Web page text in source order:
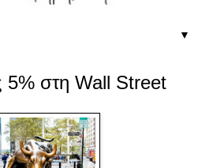
▼
5% στη Wall Street